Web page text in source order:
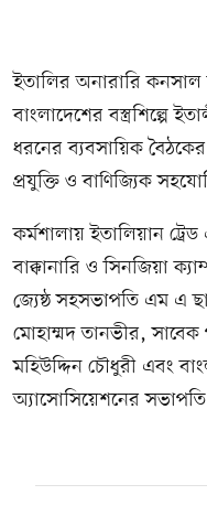
ইতালির অনারারি কনসাল
বাংলাদেশের বস্ত্রশিল্পে
ধরনের ব্যবসায়িক
প্রযুক্তি ও বাণিজ্যিক
কর্মশালায় ইতালিয়ান ট্রেড
বাক্কানারি ও সিনজিয়া
জ্যেষ্ঠ সহসভাপতি এম এ
মোহাম্মদ তানভীর,
মহিউদ্দিন চৌধুরী এবং
অ্যাসোসিয়েশনের